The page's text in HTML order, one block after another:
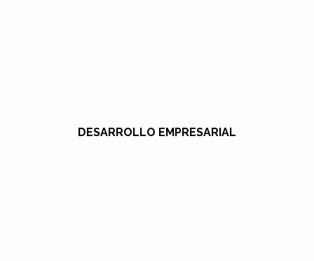
DESARROLLO EMPRESARIAL